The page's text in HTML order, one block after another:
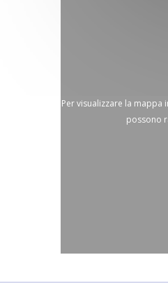
Per visualizzare la mappa
possono